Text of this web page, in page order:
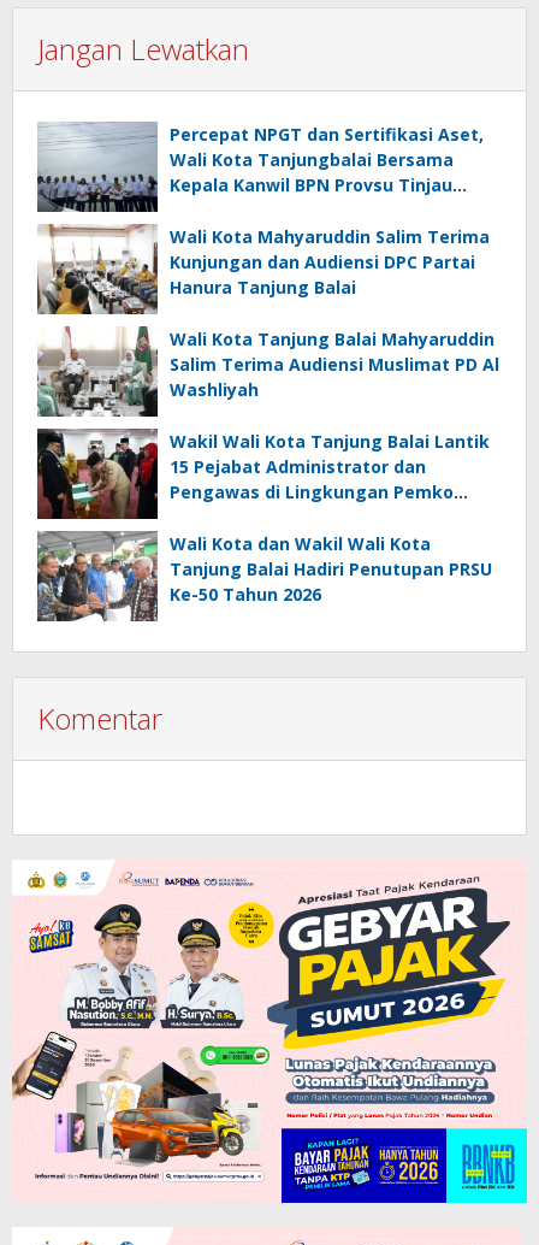
Jangan Lewatkan
Percepat NPGT dan Sertifikasi Aset,
Wali Kota Tanjungbalai Bersama
Kepala Kanwil BPN Provsu Tinjau
Wali Kota Mahyaruddin Salim Terima
Kunjungan dan Audiensi DPC Partai
Hanura Tanjung Balai
Wali Kota Tanjung Balai Mahyaruddin
Salim Terima Audiensi Muslimat PD Al
Washliyah
Wakil Wali Kota Tanjung Balai Lantik
15 Pejabat Administrator dan
Pengawas di Lingkungan Pemko
Wali Kota dan Wakil Wali Kota
Tanjung Balai Hadiri Penutupan PRSU
Ke-50 Tahun 2026
Komentar